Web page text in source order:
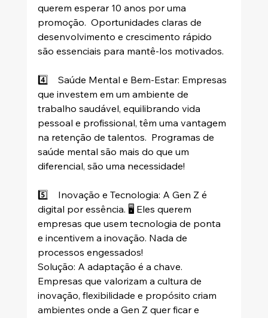
querem esperar 10 anos por uma
promoção.  Oportunidades claras de
desenvolvimento e crescimento rápido
são essenciais para mantê-los motivados.
4️⃣    Saúde Mental e Bem-Estar: Empresas
que investem em um ambiente de
trabalho saudável, equilibrando vida
pessoal e profissional, têm uma vantagem
na retenção de talentos.  Programas de
saúde mental são mais do que um
diferencial, são uma necessidade!
5️⃣    Inovação e Tecnologia: A Gen Z é
digital por essência. 🖥️ Eles querem
empresas que usem tecnologia de ponta
e incentivem a inovação. Nada de
processos engessados!
Solução: A adaptação é a chave.
Empresas que valorizam a cultura de
inovação, flexibilidade e propósito criam
ambientes onde a Gen Z quer ficar e